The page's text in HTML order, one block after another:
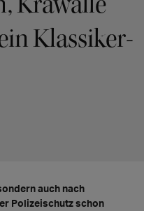
Klassiker-
auch nach
Polizeischutz schon